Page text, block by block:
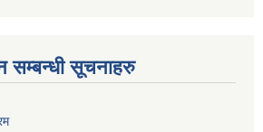
सम्बन्धी सूचनाहरु